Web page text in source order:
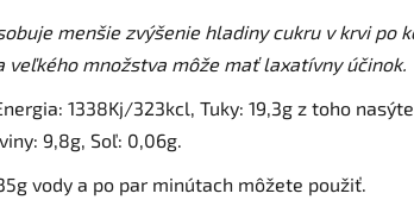
menšie zvýšenie hladiny cukru v krvi po
veľkého množstva môže mať laxatívny účinok.
1338Kj/323kcl, Tuky: 19,3g z toho
9,8g, Soľ: 0,06g.
vody a po par minútach môžete použiť.